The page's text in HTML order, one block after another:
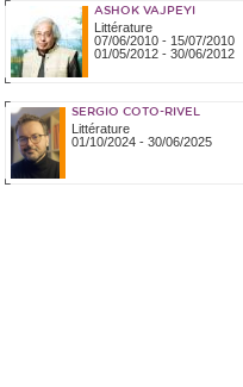
ASHOK VAJPEYI
Littérature
07/06/2010- 15/07/2010
01/05/2012- 30/06/2012
SERGIO COTO-RIVEL
Littérature
01/10/2024- 30/06/2025